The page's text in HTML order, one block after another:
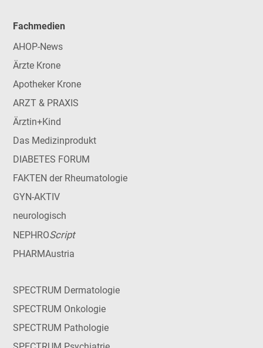
Fachmedien
AHOP-News
Ärzte Krone
Apotheker Krone
ARZT & PRAXIS
Ärztin+Kind
Das Medizinprodukt
DIABETES FORUM
FAKTEN der Rheumatologie
GYN-AKTIV
neurologisch
NEPHROScript
PHARMAustria
SPECTRUM Dermatologie
SPECTRUM Onkologie
SPECTRUM Pathologie